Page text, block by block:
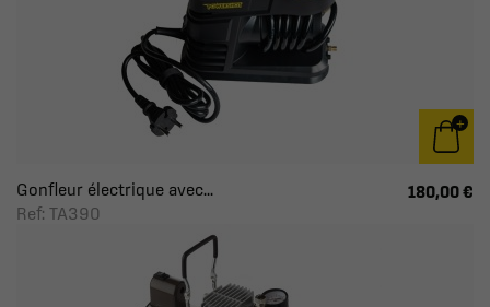
Gonfleur électrique avec...
Ref: TA390
180,00 €